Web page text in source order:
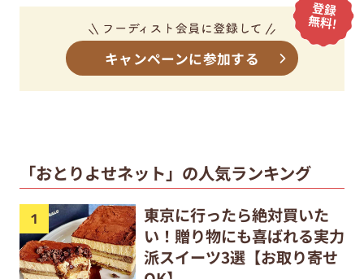
キャンペーンに参加する
「おとりよせネット」の人気ランキング
東京に行ったら絶対買いた
い！贈り物にも喜ばれる実力
派スイーツ3選【お取り寄せ